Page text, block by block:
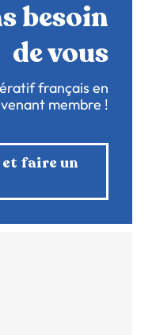
besoin
de vous
français en
membre !
faire un